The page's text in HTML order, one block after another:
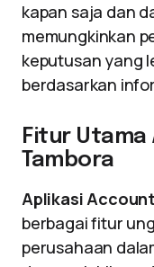
kapan saja dan
memungkinkan
keputusan yang
berdasarkan
Fitur Utama
Tambora
Aplikasi
berbagai fitur
perusahaan